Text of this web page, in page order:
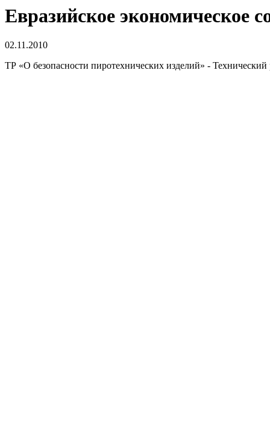
Евразийское экономическое
02.11.2010
ТР «О безопасности пиротехнических изделий» - Технический